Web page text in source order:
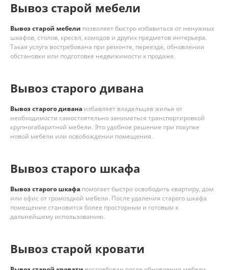
Вывоз старой мебели
Вывоз старой мебели позволяет быстро избавиться от ненужных
шкафов, столов, кресел, комодов и других предметов интерьера.
Такая услуга востребована при ремонте, переезде, обновлении
обстановки или подготовке недвижимости к продаже.
Вывоз старого дивана
Вывоз старого дивана избавляет владельцев жилья от
необходимости самостоятельно заниматься транспортировкой
крупногабаритной мебели. Это удобное решение при покупке
новой мебели или освобождении помещения.
Вывоз старого шкафа
Вывоз старого шкафа помогает быстро освободить квартиру, дом
или офис от громоздкой мебели. После удаления старого шкафа
помещение становится более просторным и готовым к
дальнейшему использованию.
Вывоз старой кровати